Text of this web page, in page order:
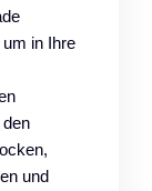
in Ihre
und